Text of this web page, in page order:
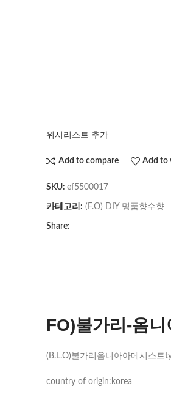
위시리스트 추가
Add to compare Add to
SKU: ef5500017
카테고리: (F.O) DIY 명품향수향
Share:
FO)불가리-옴
(B.L.O)불가리옴니아아메시스트
country of origin:korea